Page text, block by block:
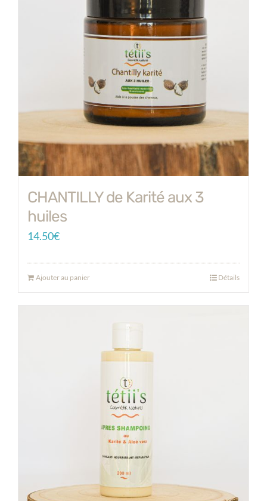
CHANTILLY de Karité aux 3
huiles
14.50€
Ajouter au panier Détails